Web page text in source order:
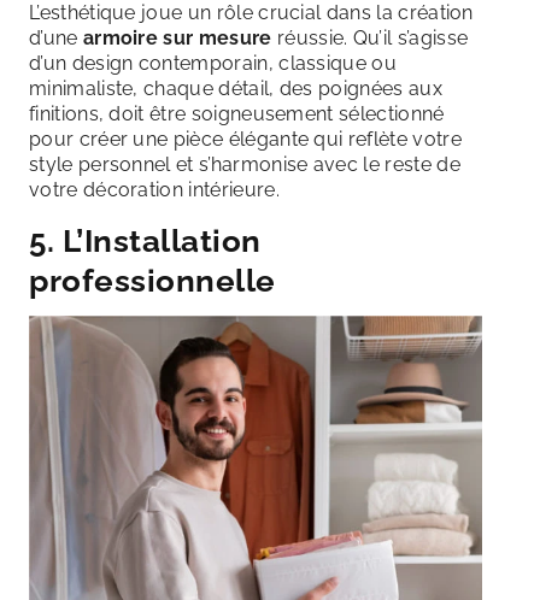
L’esthétique joue un rôle crucial dans la création
d’une armoire sur mesure réussie. Qu’il s’agisse
d’un design contemporain, classique ou
minimaliste, chaque détail, des poignées aux
finitions, doit être soigneusement sélectionné
pour créer une pièce élégante qui reflète votre
style personnel et s’harmonise avec le reste de
votre décoration intérieure.
5. L’Installation
professionnelle